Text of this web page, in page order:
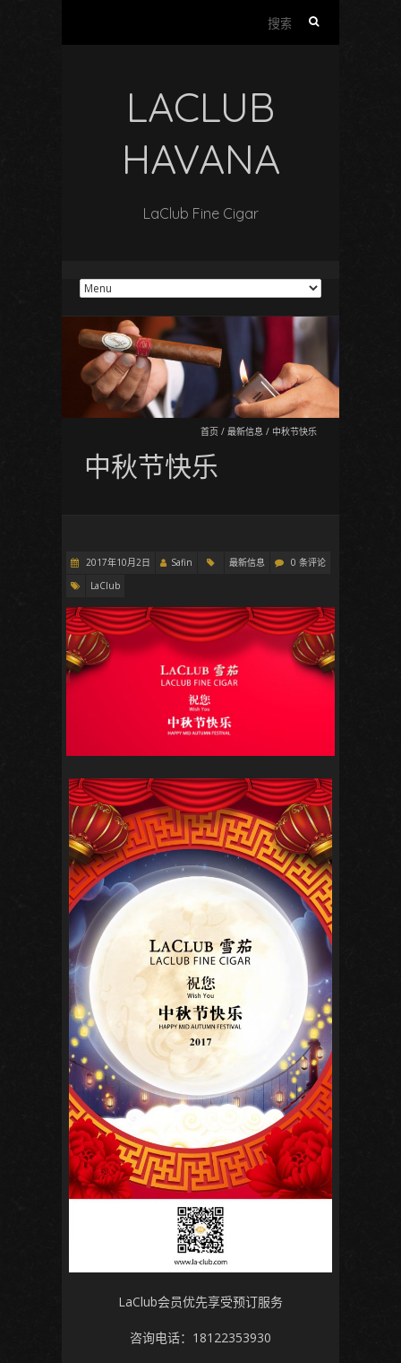
LACLUB
HAVANA
LaClub Fine Cigar
首页 / 最新信息 / 中秋节快乐
中秋节快乐
2017年10月2日 Safin 最新信息
0 条评论
LaClub
LaClub会员优先享受预订服务
咨询电话：18122353930